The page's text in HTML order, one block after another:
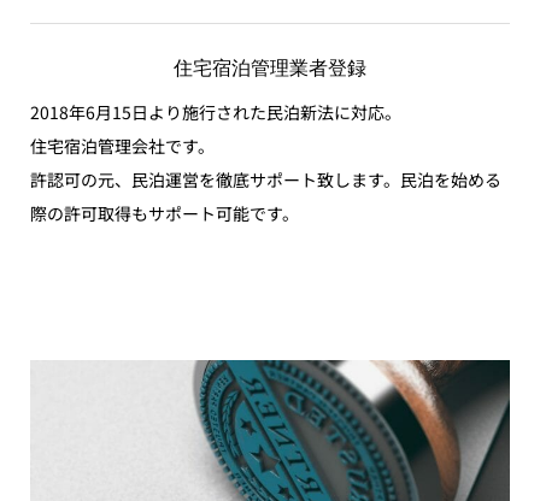
住宅宿泊管理業者登録
2018年6月15日より施行された民泊新法に対応。
住宅宿泊管理会社です。
許認可の元、民泊運営を徹底サポート致します。民泊を始める
際の許可取得もサポート可能です。